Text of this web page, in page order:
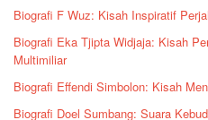
Biografi F Wuz: Kisah Inspiratif
Biografi Eka Tjipta Widjaja: Kisah
Multimiliar
Biografi Effendi Simbolon: Kisah
Biografi Doel Sumbang: Suara